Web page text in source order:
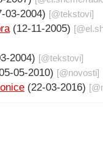
03-2004) [@tekstovi]
(12-11-2005) [@
2004) [@tekstovi]
05-2010) [@novosti]
(22-03-2016) [@